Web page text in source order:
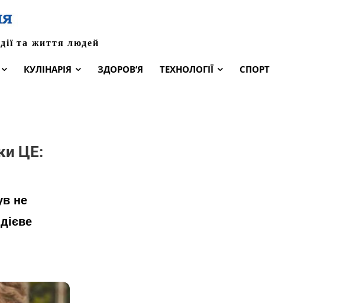
та життя людей
КУЛІНАРІЯ ЗДОРОВ’Я ТЕХНОЛОГІЇ СПОРТ
ЦЕ:
не